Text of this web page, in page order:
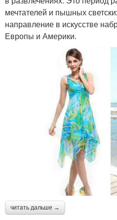
мечтателей и пышных
направление в искусстве
Европы и Америки.
читать дальше →